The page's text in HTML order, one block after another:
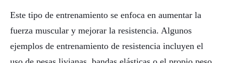
Este tipo de entrenamiento se enfoca en aumentar la
fuerza muscular y mejorar la resistencia. Algunos
ejemplos de entrenamiento de resistencia incluyen el